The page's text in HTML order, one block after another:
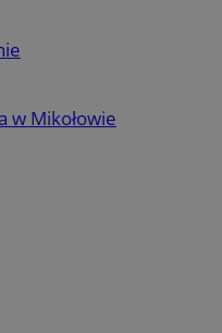
w Mikołowie